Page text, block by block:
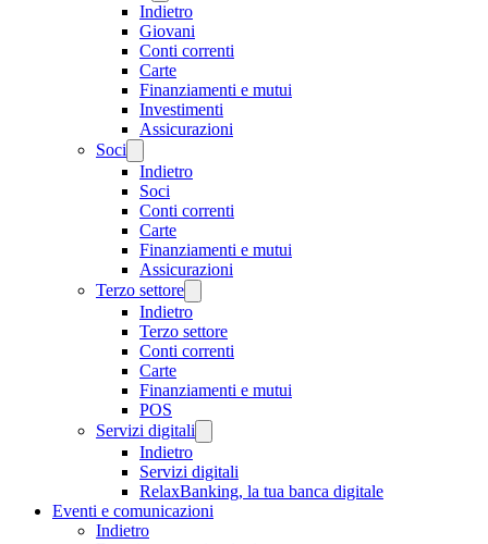
Indietro
Giovani
Conti correnti
Carte
Finanziamenti e mutui
Investimenti
Assicurazioni
Soci
Indietro
Soci
Conti correnti
Carte
Finanziamenti e mutui
Assicurazioni
Terzo settore
Indietro
Terzo settore
Conti correnti
Carte
Finanziamenti e mutui
POS
Servizi digitali
Indietro
Servizi digitali
RelaxBanking, la tua banca digitale
Eventi e comunicazioni
Indietro